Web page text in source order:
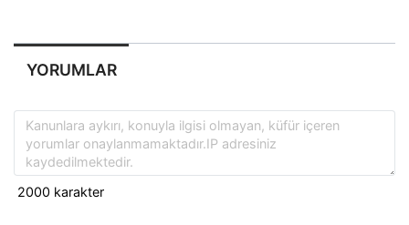
YORUMLAR